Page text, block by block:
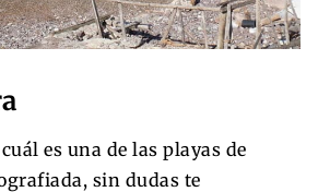
es una de las playas de
sin dudas te